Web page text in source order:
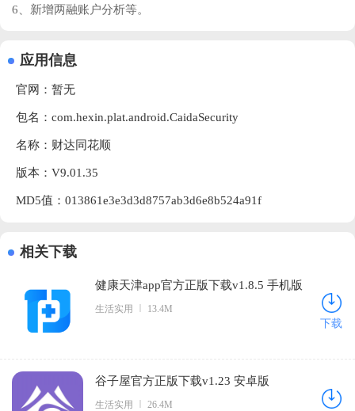
6、新增两融账户分析等。
应用信息
官网：暂无
包名：com.hexin.plat.android.CaidaSecurity
名称：财达同花顺
版本：V9.01.35
MD5值：013861e3e3d3d8757ab3d6e8b524a91f
相关下载
健康天津app官方正版下载v1.8.5 手机版
生活实用 13.4M
下载
谷子屋官方正版下载v1.23 安卓版
生活实用 26.4M